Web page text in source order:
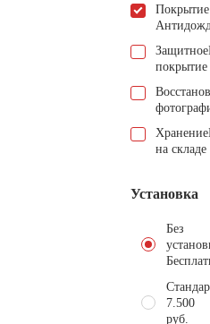
Покрытие
Защитное
покрытие
Хранение
на складе
Установка
Без
7.500
руб.